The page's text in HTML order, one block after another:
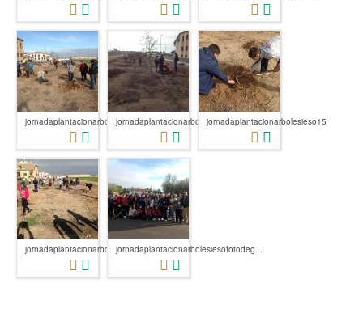
jornadaplantacionarbolesieso13jornadaplantacionarbolesieso14jornadaplantacionarbolesieso15
jornadaplantacionarbolesieso16jornadaplantacionarbolesiesofotodeg...